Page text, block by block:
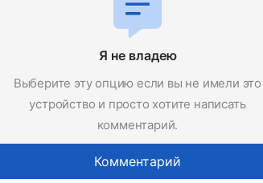
Я не владею
Выберите эту опцию если вы не имели это
устройство и просто хотите написать
комментарий.
Комментарий